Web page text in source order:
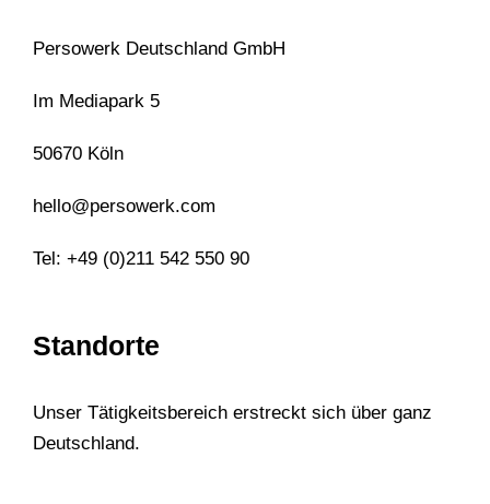
Persowerk Deutschland GmbH
Im Mediapark 5
50670 Köln
hello@persowerk.com
Tel: +49 (0)211 542 550 90
Standorte
Unser Tätigkeitsbereich erstreckt sich über ganz
Deutschland.